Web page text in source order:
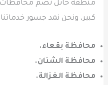
منطقة حائل تضم محافظات
كبير، ونحن نمد جسور
محافظة بقعاء.
محافظة الشنان.
محافظة الغزالة.